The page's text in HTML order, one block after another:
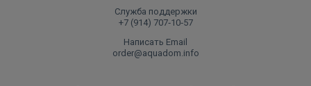
Служба поддержки
+7 (914) 707‑10‑57
Написать Email
order@aquadom.info